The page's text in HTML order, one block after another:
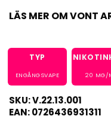
LÄS MER OM VONT
TYP
ENGÅNGSVAPE 20 MG/
SKU: V.22.13.001
EAN: 0726436931311